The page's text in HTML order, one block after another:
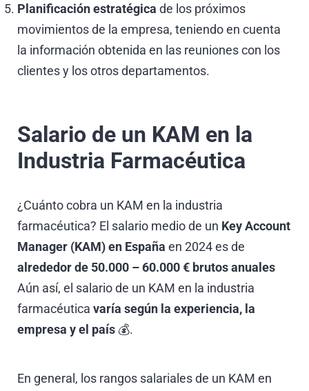
Planificación estratégica de los próximos
movimientos de la empresa, teniendo en cuenta
la información obtenida en las reuniones con los
clientes y los otros departamentos.
Salario de un KAM en la
Industria Farmacéutica
¿Cuánto cobra un KAM en la industria
farmacéutica? El salario medio de un Key Account
Manager (KAM) en España en 2024 es de
alrededor de 50.000 – 60.000 € brutos anuales
Aún así, el salario de un KAM en la industria
farmacéutica varía según la experiencia, la
empresa y el país 💰.
En general, los rangos salariales de un KAM en